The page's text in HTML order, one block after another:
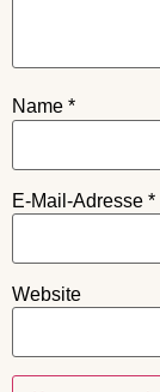
Name *
E-Mail-Adresse *
Website